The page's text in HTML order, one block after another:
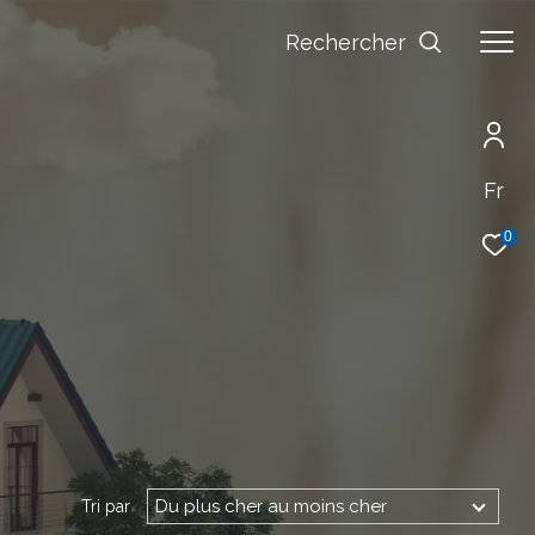
Fr
0
Rechercher
Tri par Du plus cher au moins cher